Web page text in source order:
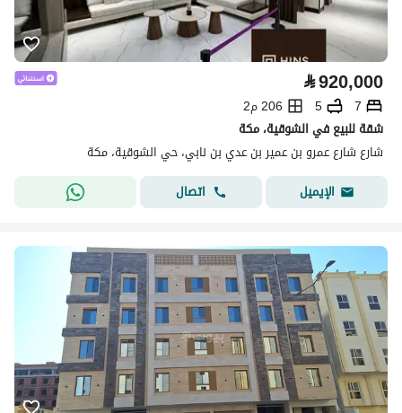
⃁920,000
7
5
206 م2
شقة للبيع في الشوقية، مكة
شارع شارع عمرو بن عمير بن عدي بن نابي، حي الشوقية، مكة
الإيميل
اتصال